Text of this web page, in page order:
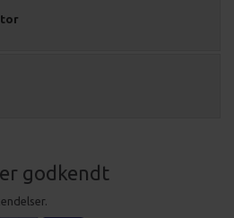
godkendt